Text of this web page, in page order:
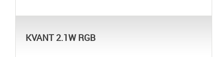
KVANT 2.1W RGB